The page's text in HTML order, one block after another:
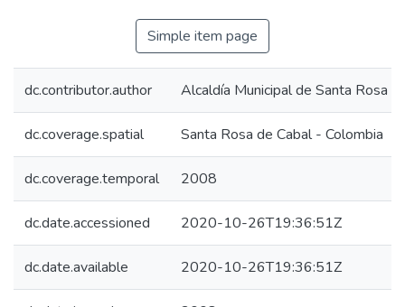
Simple item page
dc.contributor.author Alcaldía Municipal de Santa Rosa
dc.coverage.spatial Santa Rosa de Cabal - Colombia
dc.coverage.temporal 2008
dc.date.accessioned 2020-10-26T19:36:51Z
dc.date.available 2020-10-26T19:36:51Z